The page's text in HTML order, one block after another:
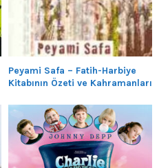
Peyami Safa – Fatih-Harbiye
Kitabının Özeti ve Kahramanları